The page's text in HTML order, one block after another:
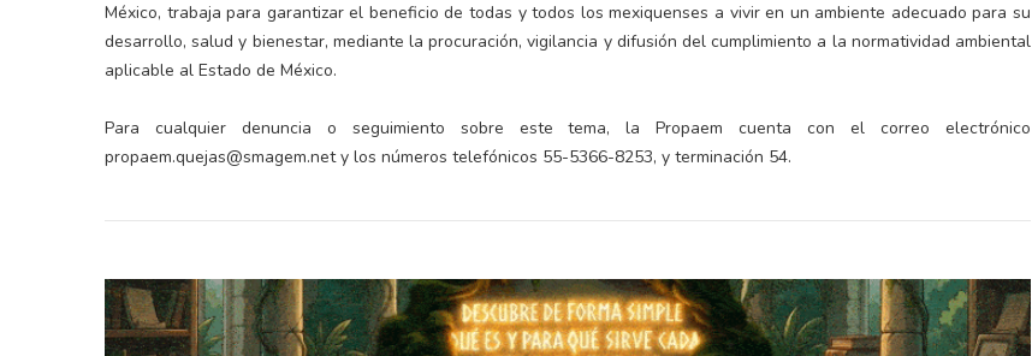
México, trabaja para garantizar el beneficio de todas y todos los mexiquenses a vivir en un ambiente adecuado para su
desarrollo, salud y bienestar, mediante la procuración, vigilancia y difusión del cumplimiento a la normatividad ambiental
aplicable al Estado de México.
Para cualquier denuncia o seguimiento sobre este tema, la Propaem cuenta con el correo electrónico
propaem.quejas@smagem.net y los números telefónicos 55-5366-8253, y terminación 54.